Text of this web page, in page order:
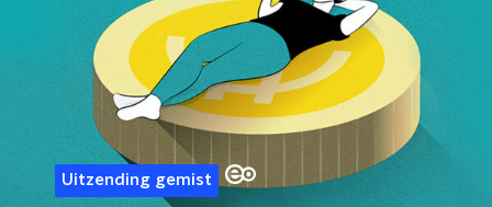
Uitzending gemist